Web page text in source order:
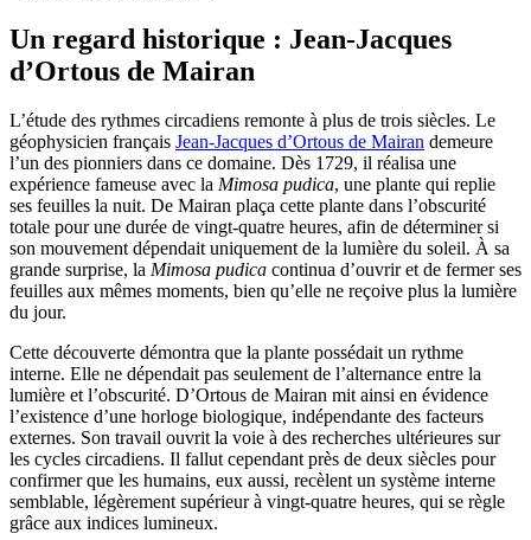
Un regard historique : Jean-Jacques
d’Ortous de Mairan
L’étude des rythmes circadiens remonte à plus de trois siècles. Le
géophysicien français Jean-Jacques d’Ortous de Mairan demeure
l’un des pionniers dans ce domaine. Dès 1729, il réalisa une
expérience fameuse avec la Mimosa pudica, une plante qui replie
ses feuilles la nuit. De Mairan plaça cette plante dans l’obscurité
totale pour une durée de vingt-quatre heures, afin de déterminer si
son mouvement dépendait uniquement de la lumière du soleil. À sa
grande surprise, la Mimosa pudica continua d’ouvrir et de fermer ses
feuilles aux mêmes moments, bien qu’elle ne reçoive plus la lumière
du jour.
Cette découverte démontra que la plante possédait un rythme
interne. Elle ne dépendait pas seulement de l’alternance entre la
lumière et l’obscurité. D’Ortous de Mairan mit ainsi en évidence
l’existence d’une horloge biologique, indépendante des facteurs
externes. Son travail ouvrit la voie à des recherches ultérieures sur
les cycles circadiens. Il fallut cependant près de deux siècles pour
confirmer que les humains, eux aussi, recèlent un système interne
semblable, légèrement supérieur à vingt-quatre heures, qui se règle
grâce aux indices lumineux.